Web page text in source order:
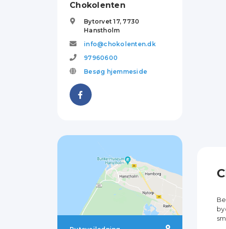
Chokolenten
Bytorvet 17, 7730
Hanstholm
info@chokolenten.dk
97960600
Besøg hjemmeside